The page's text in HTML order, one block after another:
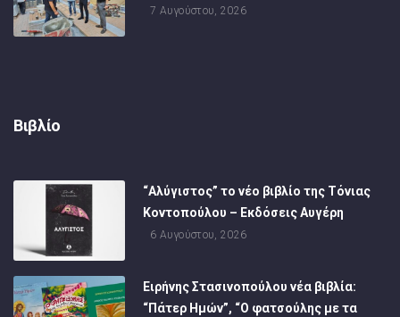
7 Αυγούστου, 2026
Βιβλίο
“Αλύγιστος” το νέο βιβλίο της Τόνιας
Κοντοπούλου – Εκδόσεις Αυγέρη
6 Αυγούστου, 2026
Ειρήνης Στασινοπούλου νέα βιβλία:
“Πάτερ Ημών”, “Ο φατσούλης με τα